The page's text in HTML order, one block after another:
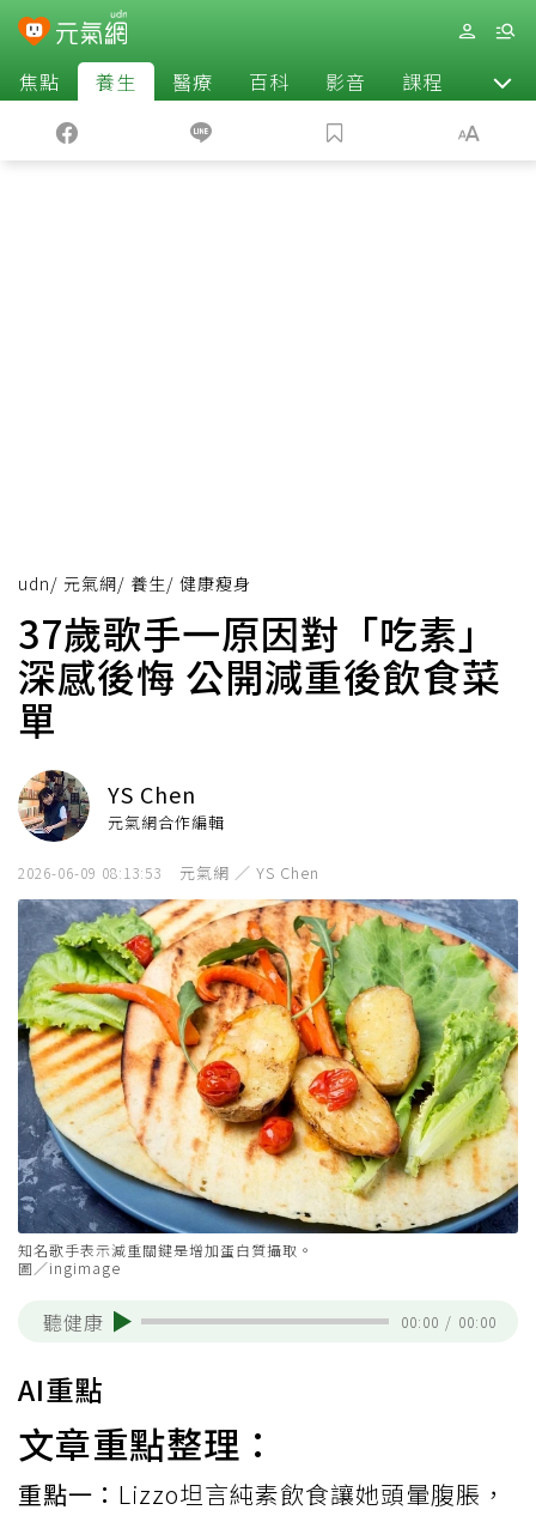
焦點 養生 醫療 百科 影音 課程 退休
udn/ 元氣網/ 養生/ 健康瘦身
37歲歌手一原因對「吃素」
深感後悔 公開減重後飲食菜
單
YS Chen
元氣網合作編輯
2026-06-09 08:13:53 元氣網 ／ YS Chen
知名歌手表示減重關鍵是增加蛋白質攝取。
圖／ingimage
聽健康 00:00 / 00:00
AI重點
文章重點整理：
重點一： Lizzo坦言純素飲食讓她頭暈腹脹，